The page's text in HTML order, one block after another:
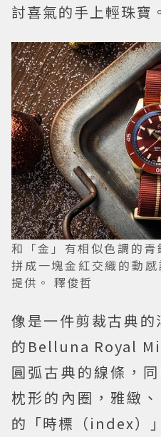
討喜氣的手上輕珠寶。
和「金」有相似色調的青
拼成一塊金紅交織的動
提供。 釋俊哲
像是一件剪裁古典的
的Belluna Royal
圓弧古典的線條，
枕形的內圈，雅緻
的「時標（index）